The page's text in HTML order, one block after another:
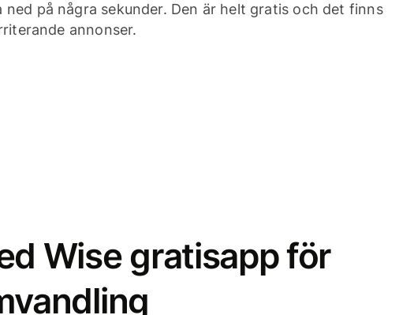
ned på några sekunder. Den är helt gratis och det finns
annonser.
Wise gratisapp för